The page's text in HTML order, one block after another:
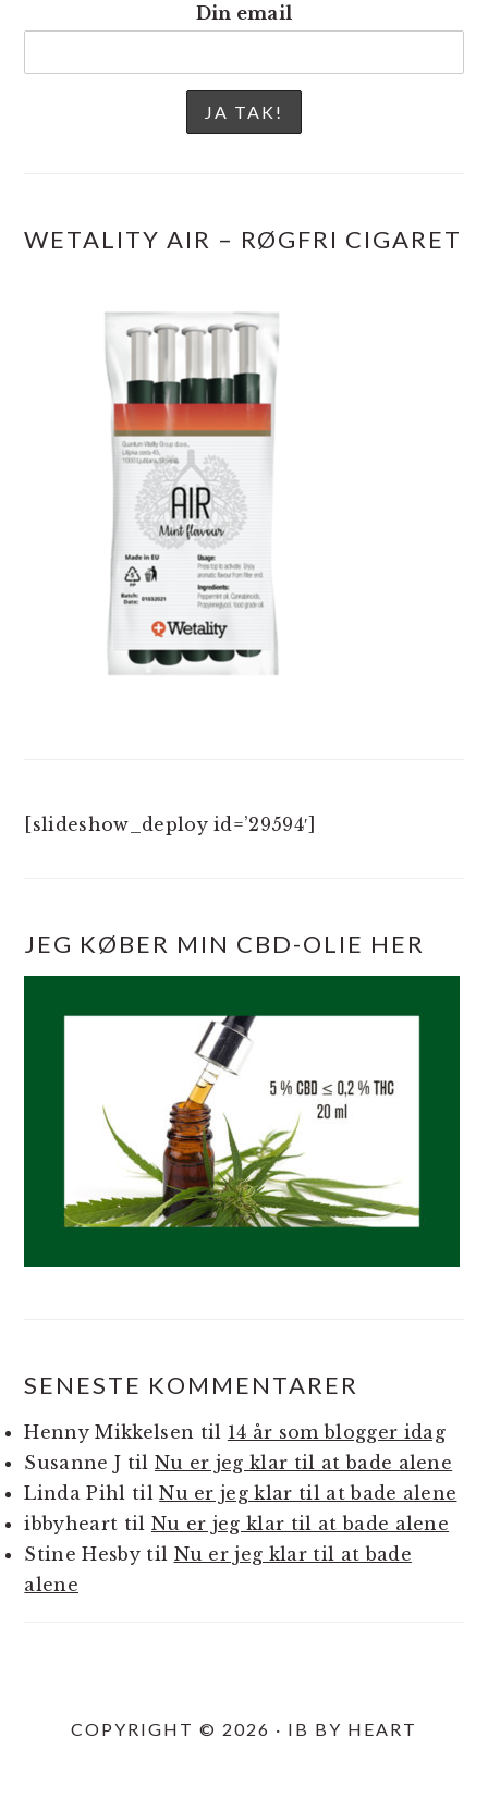
Din email
WETALITY AIR – RØGFRI CIGARET
[slideshow_deploy id=’29594′]
JEG KØBER MIN CBD-OLIE HER
SENESTE KOMMENTARER
Henny Mikkelsen til 14 år som blogger idag
Susanne J til Nu er jeg klar til at bade alene
Linda Pihl tilNu er jeg klar til at bade alene
ibbyheart til Nu er jeg klar til at bade alene
Stine Hesbytil Nu er jeg klar til at bade
alene
COPYRIGHT © 2026 · IB BY HEART